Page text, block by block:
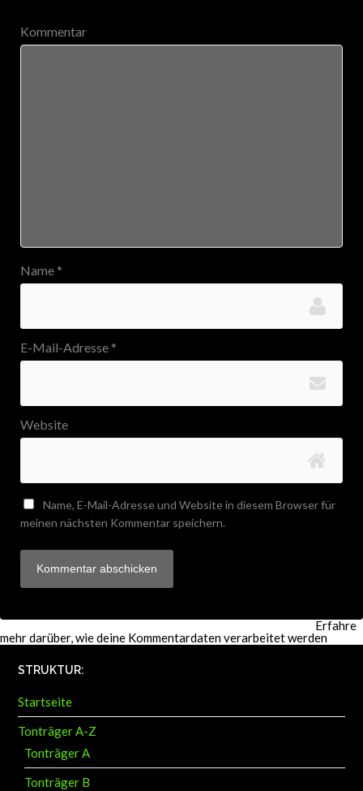
Kommentar
Name *
E-Mail-Adresse *
Website
Name, E-Mail-Adresse und Website in diesem Browser für
meinen nächsten Kommentar speichern.
Diese Website verwendet Akismet, um Spam zu reduzieren.Erfahre
mehr darüber, wie deine Kommentardaten verarbeitet werden.
STRUKTUR:
Startseite
Tonträger A-Z
Tonträger A
Tonträger B